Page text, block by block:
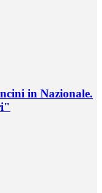
in Nazionale.